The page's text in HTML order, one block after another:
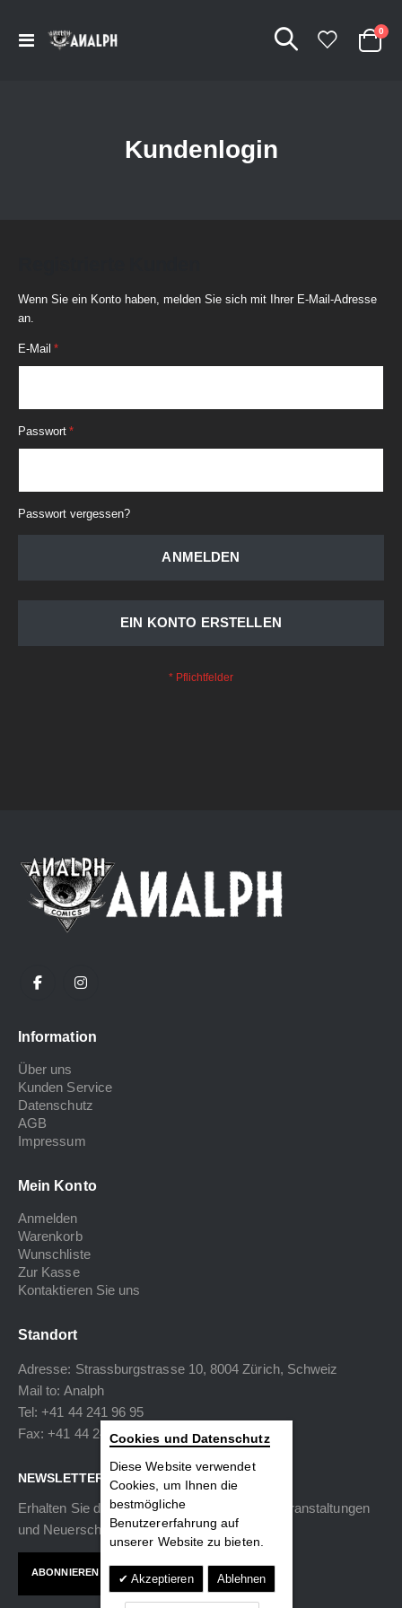
Navigation
Cart
0
Kundenlogin
Wenn Sie ein Konto haben, melden Sie sich mit Ihrer E-Mail-Adresse
an.
E-Mail
Passwort
Passwort vergessen?
ANMELDEN
EIN KONTO ERSTELLEN
Information
Über uns
Kunden Service
Datenschutz
AGB
Impressum
Mein Konto
Anmelden
Warenkorb
Wunschliste
Zur Kasse
Kontaktieren Sie uns
Standort
Adresse: Strassburgstrasse 10, 8004 Zürich, Schweiz
Mail to: Analph
Tel: +41 44 241 96 95
Fax: +41 44 240 34 40
NEWSLETTER
Erhalten Sie die neuesten Informationen zu Veranstaltungen
und Neuerscheinungen.
ABONNIEREN
Cookies und Datenschutz
Diese Website verwendet
Cookies, um Ihnen die
bestmögliche
Benutzererfahrung auf
unserer Website zu bieten.
Akzeptieren Ablehnen